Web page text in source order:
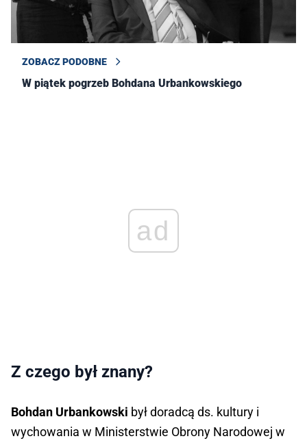
ZOBACZ PODOBNE
W piątek pogrzeb Bohdana Urbankowskiego
ad
Z czego był znany?
Bohdan Urbankowski był doradcą ds. kultury i
wychowania w Ministerstwie Obrony Narodowej w